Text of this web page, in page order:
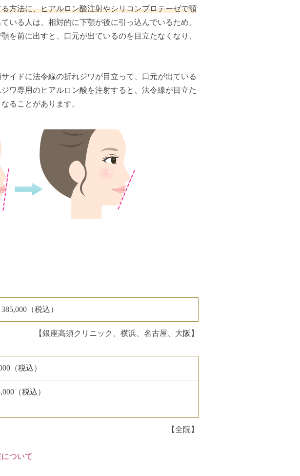
方法に、ヒアルロン酸注射やシリコンプロテーゼで顎
いる人は、相対的に下顎が後に引っ込んでいるため、
を前に出すと、口元が出ているのを目立たなくなり、
イドに法令線の折れジワが目立って、口元が出ている
ワ専用のヒアルロン酸を注射すると、法令線が目立た
ることがあります。
385,000（税込）
【銀座高須クリニック、横浜、名古屋、大阪】
（税込）
（税込）
【全院】
ついて